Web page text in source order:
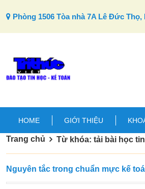
Phòng 1506 Tòa nhà 7A Lê Đức
HOME GIỚI THIỆU
Trang chủ Từ khóa: tải bài học
Nguyên tắc trong chuẩn mực kế